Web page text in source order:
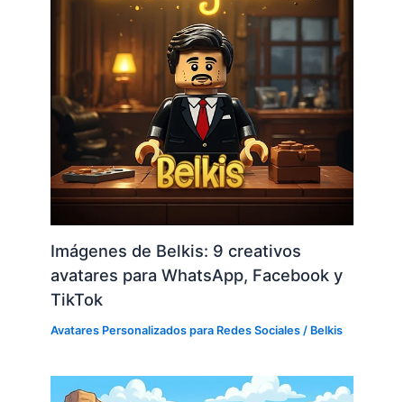
Imágenes de Belkis: 9 creativos
avatares para WhatsApp, Facebook y
TikTok
Avatares Personalizados para Redes Sociales / Belkis